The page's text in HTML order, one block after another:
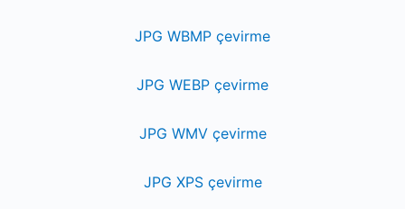
JPG WBMP çevirme
JPG WEBP çevirme
JPG WMV çevirme
JPG XPS çevirme